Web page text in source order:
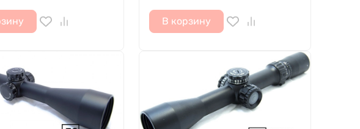
В корзину